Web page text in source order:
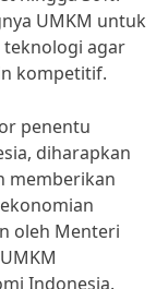
UMKM untuk
agar
kompetitif.
penentu
diharapkan
memberikan
oleh Menteri
Indonesia.